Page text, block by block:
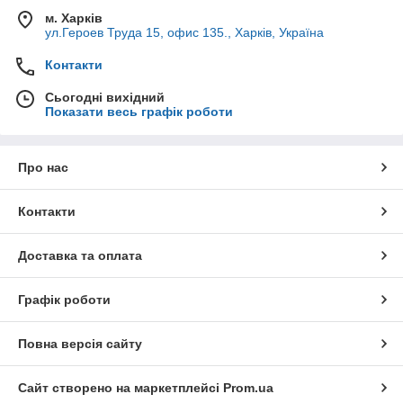
Вам сподобається!
м. Харків
ул.Героев Труда 15, офис 135., Харків, Україна
Контакти
Сьогодні вихідний
Показати весь графік роботи
Про нас
Контакти
Доставка та оплата
Графік роботи
Повна версія сайту
Сайт створено на маркетплейсі Prom.ua